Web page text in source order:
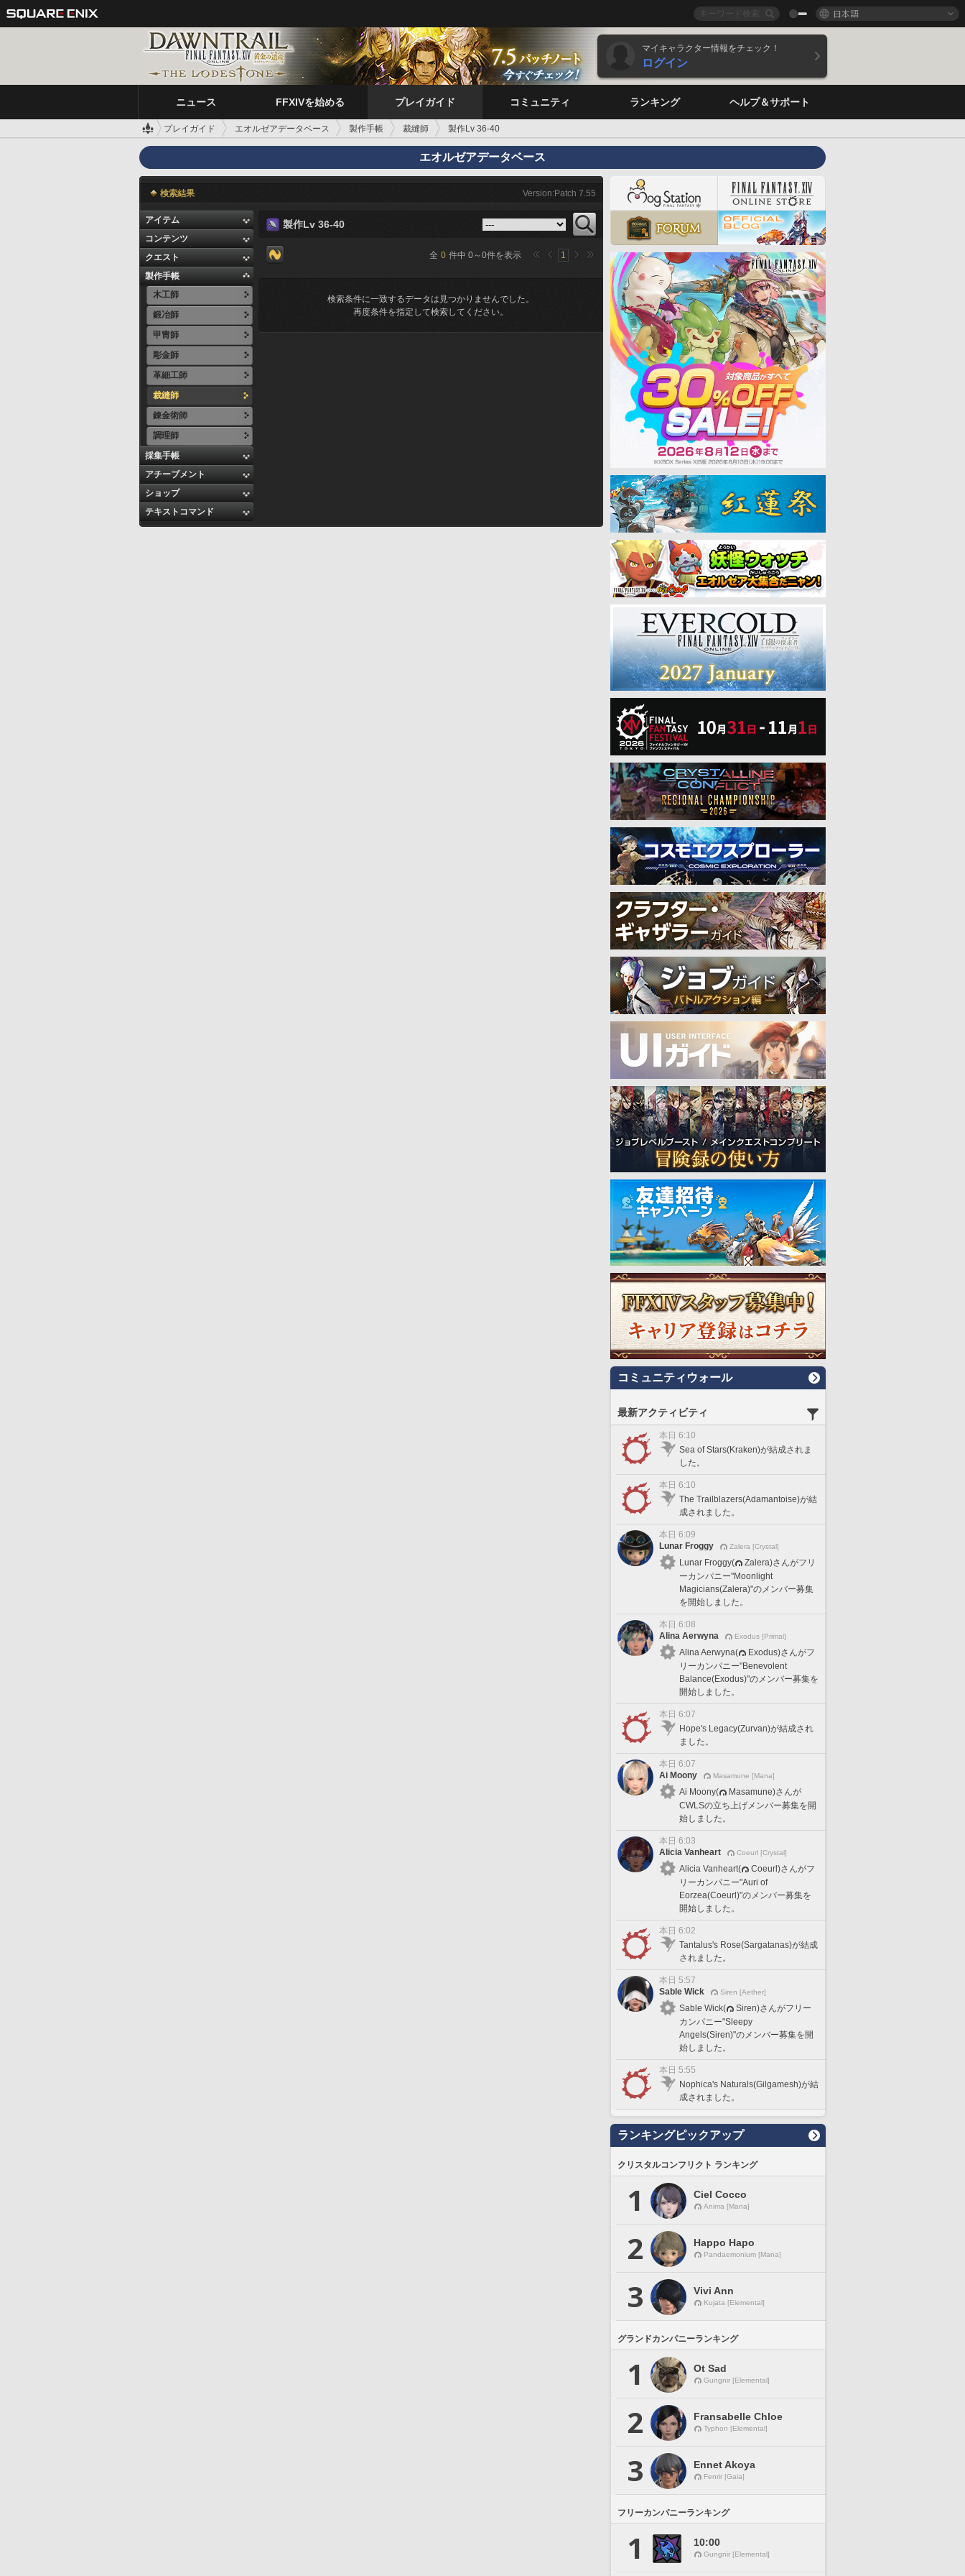
日本語
マイキャラクター情報をチェック！
ログイン
ニュース FFXIVを始める プレイガイド コミュニティ ランキング ヘルプ＆サポート
プレイガイド エオルゼアデータベース 製作手帳 裁縫師 製作Lv 36-40
エオルゼアデータベース
検索結果 Version:Patch 7.55
アイテム
コンテンツ
クエスト
製作手帳
木工師
鍛冶師
甲冑師
彫金師
革細工師
裁縫師
錬金術師
調理師
採集手帳
アチーブメント
ショップ
テキストコマンド
製作Lv 36-40
全 0 件中 0～0件を表示 1
検索条件に一致するデータは見つかりませんでした。
再度条件を指定して検索してください。
コミュニティウォール
最新アクティビティ
本日 6:10
Sea of Stars(Kraken)が結成されま
した。
本日 6:10
The Trailblazers(Adamantoise)が結
成されました。
本日 6:09
Lunar Froggy
Zalera [Crystal]
Lunar Froggy(
Zalera)さんがフリ
ーカンパニー"Moonlight
Magicians(Zalera)"のメンバー募集
を開始しました。
本日 6:08
Alina Aerwyna
Exodus [Primal]
Alina Aerwyna(
Exodus)さんがフ
リーカンパニー"Benevolent
Balance(Exodus)"のメンバー募集を
開始しました。
本日 6:07
Hope's Legacy(Zurvan)が結成され
ました。
本日 6:07
Ai Moony
Masamune [Mana]
Ai Moony(
Masamune)さんが
CWLSの立ち上げメンバー募集を開
始しました。
本日 6:03
Alicia Vanheart
Coeurl [Crystal]
Alicia Vanheart(
Coeurl)さんがフ
リーカンパニー"Auri of
Eorzea(Coeurl)"のメンバー募集を
開始しました。
本日 6:02
Tantalus's Rose(Sargatanas)が結成
されました。
本日 5:57
Sable Wick
Siren [Aether]
Sable Wick(
Siren)さんがフリー
カンパニー"Sleepy
Angels(Siren)"のメンバー募集を開
始しました。
本日 5:55
Nophica's Naturals(Gilgamesh)が結
成されました。
ランキングピックアップ
クリスタルコンフリクト ランキング
1 Ciel Cocco
Anima [Mana]
2 Happo Hapo
Pandaemonium [Mana]
3 Vivi Ann
Kujata [Elemental]
グランドカンパニーランキング
1 Ot Sad
Gungnir [Elemental]
2 Fransabelle Chloe
Typhon [Elemental]
3 Ennet Akoya
Fenrir [Gaia]
フリーカンパニーランキング
1 10:00
Gungnir [Elemental]